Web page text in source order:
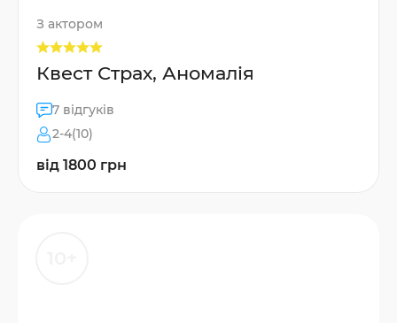
З актором
Квест Страх, Аномалія
7 відгуків
2-4(10)
від 1800 грн